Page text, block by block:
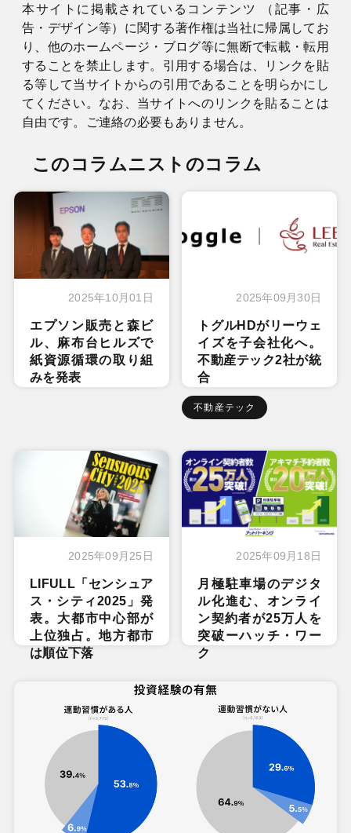
本サイトに掲載されているコンテンツ （記事・広
告・デザイン等）に関する著作権は当社に帰属してお
り、他のホームページ・ブログ等に無断で転載・転用
することを禁止します。引用する場合は、リンクを貼
る等して当サイトからの引用であることを明らかにし
てください。なお、当サイトへのリンクを貼ることは
自由です。ご連絡の必要もありません。
このコラムニストのコラム
2025年10月01日
エプソン販売と森ビ
ル、麻布台ヒルズで
紙資源循環の取り組
みを発表
2025年09月30日
トグルHDがリーウェ
イズを子会社化へ。
不動産テック2社が統
合
不動産テック
2025年09月25日
LIFULL「センシュア
ス・シティ2025」発
表。大都市中心部が
上位独占。地方都市
は順位下落
2025年09月18日
月極駐車場のデジタ
ル化進む、オンライ
ン契約者が25万人を
突破ーハッチ・ワー
ク